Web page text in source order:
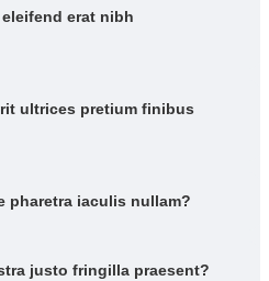
erat nibh
ultrices pretium finibus
pharetra iaculis nullam?
justo fringilla praesent?